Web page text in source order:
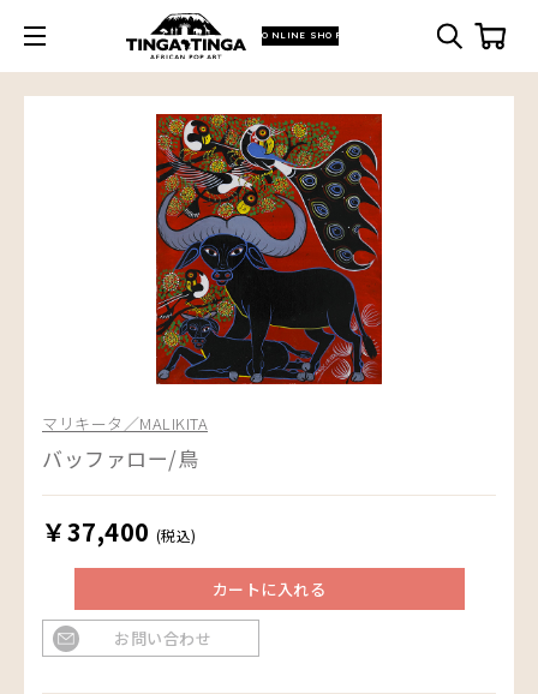
ONLINE SHOP
マリキータ／MALIKITA
バッファロー/鳥
￥37,400 (税込)
カートに入れる
お問い合わせ